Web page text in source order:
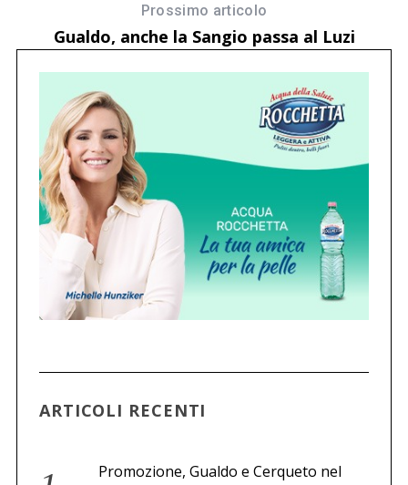
Prossimo articolo
Gualdo, anche la Sangio passa al Luzi
ARTICOLI RECENTI
Promozione, Gualdo e Cerqueto nel